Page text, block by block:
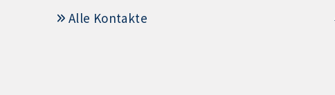
Alle Kontakte